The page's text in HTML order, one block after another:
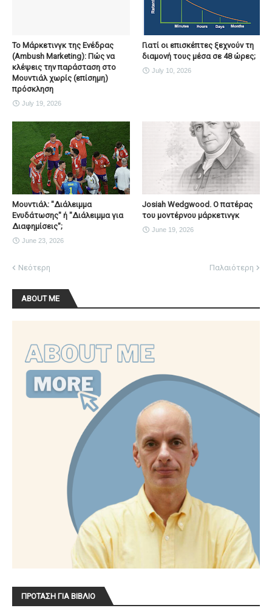
To Μάρκετινγκ της Ενέδρας
(Ambush Marketing): Πώς να
κλέψεις την παράσταση στο
Μουντιάλ χωρίς (επίσημη)
πρόσκληση
July 19, 2026
Γιατί οι επισκέπτες ξεχνούν τη
διαμονή τους μέσα σε 48 ώρες;
July 10, 2026
Μουντιάλ: "Διάλειμμα
Ενυδάτωσης" ή "Διάλειμμα για
Διαφημίσεις";
June 23, 2026
Josiah Wedgwood. Ο πατέρας
του μοντέρνου μάρκετινγκ
June 19, 2026
Νεότερη Παλαιότερη
ABOUT ME
ΠΡΟΤΑΣΗ ΓΙΑ ΒΙΒΛΙΟ